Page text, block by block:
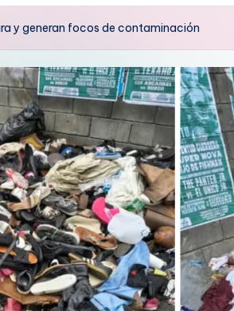
y generan focos de contaminación